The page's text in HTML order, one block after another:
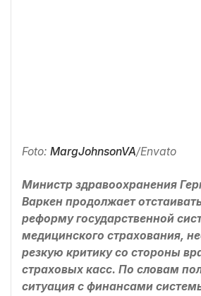
Foto: MargJohnsonVA/Envato
Министр здравоохранения
Варкeн продолжает
реформу государственной
медицинского страхования,
резкую критику со стороны
страховых касс. По словам
ситуация с финансами